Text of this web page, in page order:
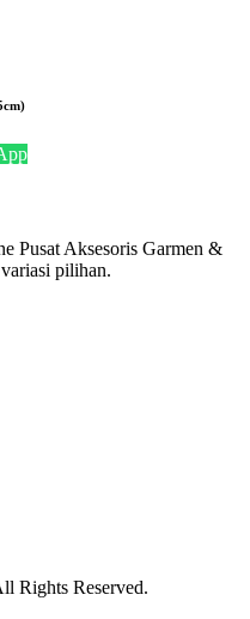
Pusat Aksesoris Garmen &
pilihan.
Rights Reserved.